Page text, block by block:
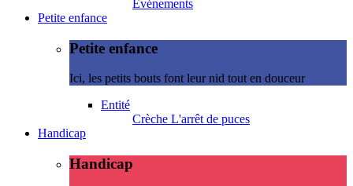
Evénements
Petite enfance
Petite enfance
Ici, les petits bouts font leur nid tout en douceur
Entité
Crèche L'arrêt de puces
Handicap
Handicap